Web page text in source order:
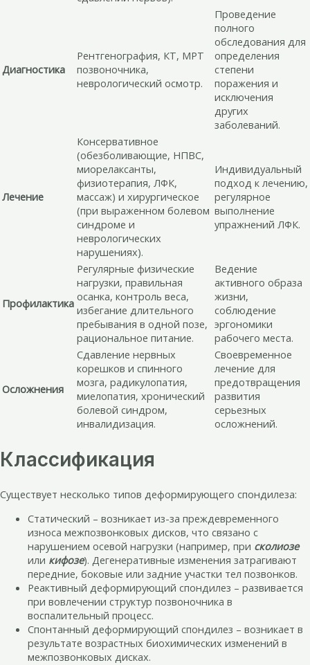
Диагностика
Рентгенография, КТ, МРТ
позвоночника,
неврологический осмотр.
Проведение
полного
обследования для
определения
степени
поражения и
исключения
других
заболеваний.
Лечение
Консервативное
(обезболивающие, НПВС,
миорелаксанты,
физиотерапия, ЛФК,
массаж) и хирургическое
(при выраженном болевом
синдроме и
неврологических
нарушениях).
Индивидуальный
подход к лечению,
регулярное
выполнение
упражнений ЛФК.
Профилактика
Регулярные физические
нагрузки, правильная
осанка, контроль веса,
избегание длительного
пребывания в одной позе,
рациональное питание.
Ведение
активного образа
жизни,
соблюдение
эргономики
рабочего места.
Осложнения
Сдавление нервных
корешков и спинного
мозга, радикулопатия,
миелопатия, хронический
болевой синдром,
инвалидизация.
Своевременное
лечение для
предотвращения
развития
серьезных
осложнений.
Классификация
Существует несколько типов деформирующего спондилеза:
Статический – возникает из-за преждевременного
износа межпозвонковых дисков, что связано с
нарушением осевой нагрузки (например, при сколиозе
или кифозе). Дегенеративные изменения затрагивают
передние, боковые или задние участки тел позвонков.
Реактивный деформирующий спондилез – развивается
при вовлечении структур позвоночника в
воспалительный процесс.
Спонтанный деформирующий спондилез – возникает в
результате возрастных биохимических изменений в
межпозвонковых дисках.